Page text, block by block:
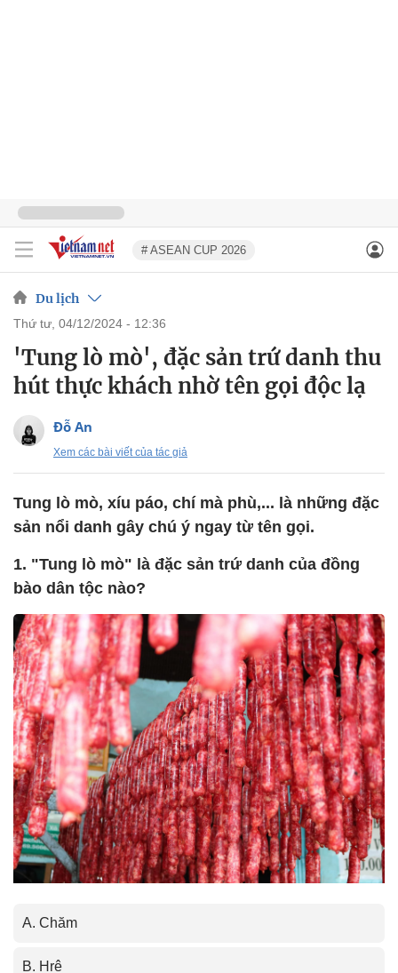
# ASEAN CUP 2026
Du lịch
thứ tư, 04/12/2024 - 12:36
'Tung lò mò', đặc sản trứ danh thu
hút thực khách nhờ tên gọi độc lạ
Đỗ An
Xem các bài viết của tác giả
Tung lò mò, xíu páo, chí mà phù,... là những đặc
sản nổi danh gây chú ý ngay từ tên gọi.
1. "Tung lò mò" là đặc sản trứ danh của đồng
bào dân tộc nào?
A. Chăm
B. Hrê